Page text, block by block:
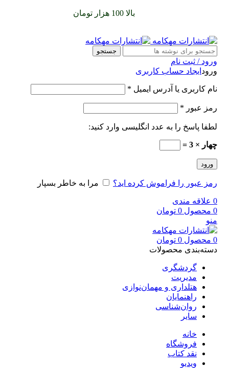
بالا 100 هزار تومان
جستجو
ورود / ثبت نام
ورود ایجاد حساب کاربری
نام کاربری یا آدرس ایمیل *
رمز عبور *
لطفا پاسخ را به عدد انگلیسی وارد کنید:
چهار × 3 =
ورود
رمز عبور را فراموش کرده اید؟ مرا به خاطر بسپار
0 علاقه مندی
0 محصول 0 تومان
منو
0 محصول 0 تومان
دسته‌بندی محصولات
گردشگری
مدیریت
هتلداری و مهمان‌نوازی
راهنمایان
روان‌شناسی
سایر
خانه
فروشگاه
نقد کتاب
ویدیو